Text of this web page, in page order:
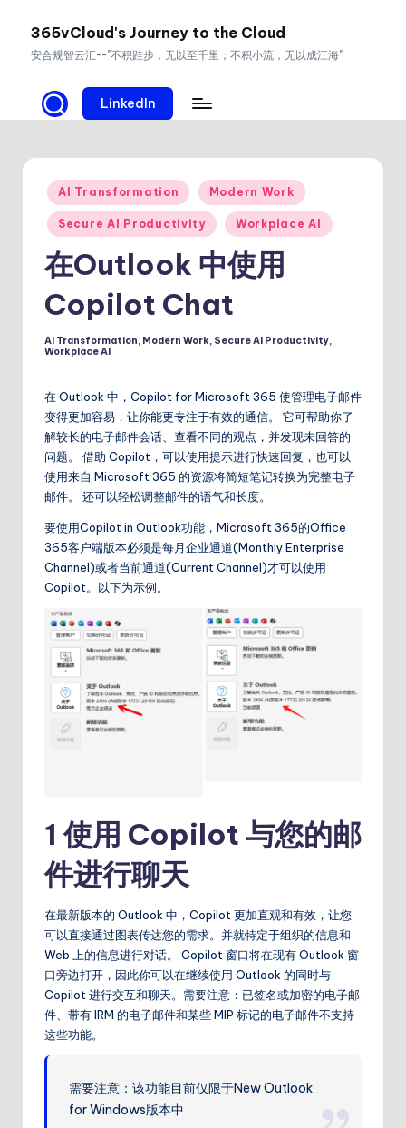
365vCloud's Journey to the Cloud
安合规智云汇--"不积跬步，无以至千里；不积小流，无以成江海"
LinkedIn
Posted
in
AI Transformation Modern Work
Secure AI Productivity Workplace AI
在Outlook 中使用
Copilot Chat
Posted
AI Transformation, Modern Work, Secure AI Productivity,
Workplace AI
在 Outlook 中，Copilot for Microsoft 365 使管理电子邮件
变得更加容易，让你能更专注于有效的通信。 它可帮助你了
解较长的电子邮件会话、查看不同的观点，并发现未回答的
问题。 借助 Copilot，可以使用提示进行快速回复，也可以
使用来自 Microsoft 365 的资源将简短笔记转换为完整电子
邮件。 还可以轻松调整邮件的语气和长度。
要使用Copilot in Outlook功能，Microsoft 365的Office
365客户端版本必须是每月企业通道(Monthly Enterprise
Channel)或者当前通道(Current Channel)才可以使用
Copilot。以下为示例。
1 使用 Copilot 与您的邮
件进行聊天
在最新版本的 Outlook 中，Copilot 更加直观和有效，让您
可以直接通过图表传达您的需求。并就特定于组织的信息和
Web 上的信息进行对话。 Copilot 窗口将在现有 Outlook 窗
口旁边打开，因此你可以在继续使用 Outlook 的同时与
Copilot 进行交互和聊天。需要注意：已签名或加密的电子邮
件、带有 IRM 的电子邮件和某些 MIP 标记的电子邮件不支持
这些功能。
需要注意：该功能目前仅限于New Outlook
for Windows版本中